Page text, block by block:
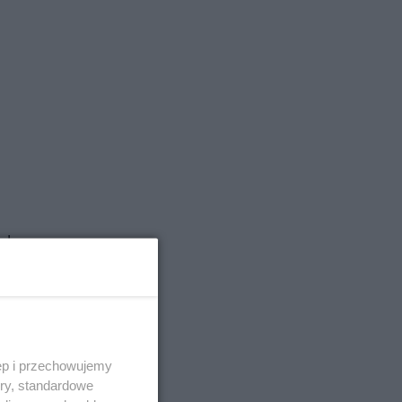
i przechowujemy
standardowe